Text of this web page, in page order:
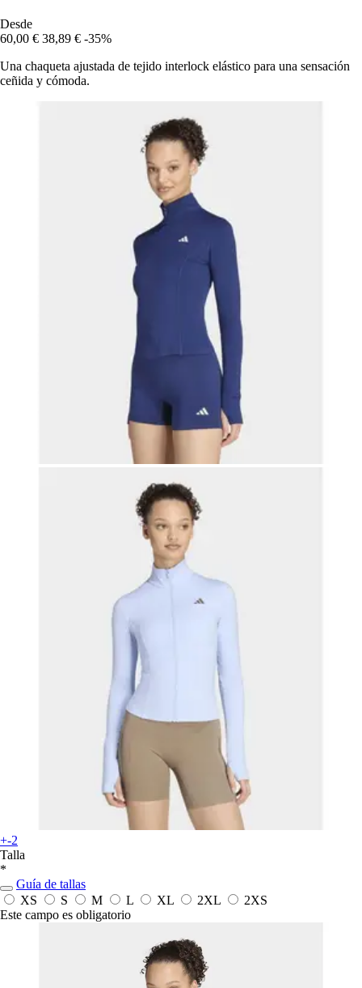
Desde
60,00 € 38,89 € -35%
Una chaqueta ajustada de tejido interlock elástico para una sensación
ceñida y cómoda.
+-2
Talla
*
Guía de tallas
XS
S M L XL 2XL
2XS
Este campo es obligatorio